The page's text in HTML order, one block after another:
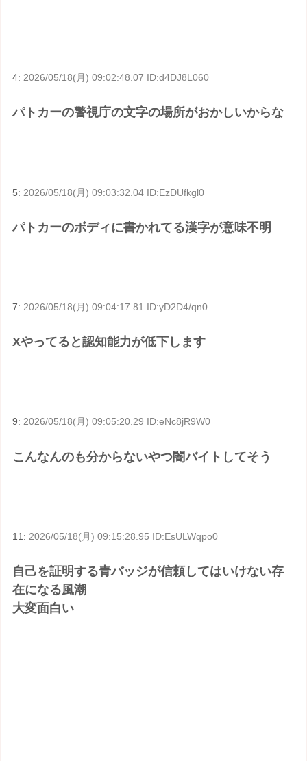
4:2026/05/18(月) 09:02:48.07 ID:d4DJ8L060
パトカーの警視庁の文字の場所がおかしいからな
5: 2026/05/18(月) 09:03:32.04 ID:EzDUfkgl0
パトカーのボディに書かれてる漢字が意味不明
7: 2026/05/18(月) 09:04:17.81 ID:yD2D4/qn0
Xやってると認知能力が低下します
9:2026/05/18(月) 09:05:20.29 ID:eNc8jR9W0
こんなんのも分からないやつ闇バイトしてそう
11: 2026/05/18(月) 09:15:28.95 ID:EsULWqpo0
自己を証明する青バッジが信頼してはいけない存
在になる風潮
大変面白い